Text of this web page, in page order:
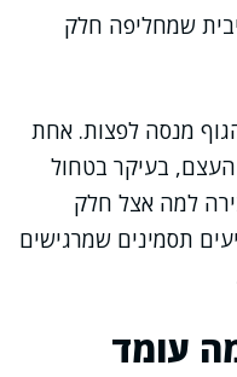
שמחליפה חלק
מנסה לפצות. אחת
העצם, בעיקר בטחול
למה אצל חלק
תסמינים שמרגישים
עומד